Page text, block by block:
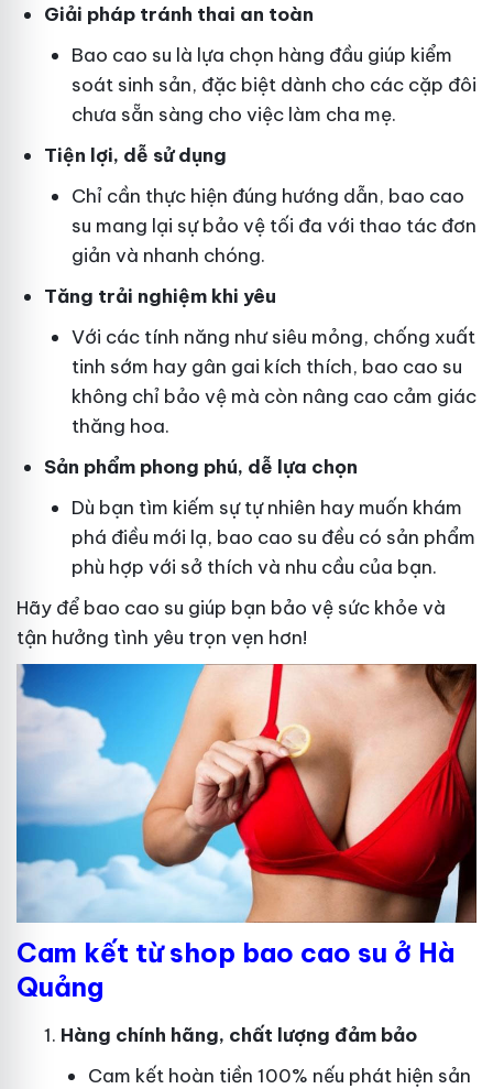
Giải pháp tránh thai an toàn
Bao cao su là lựa chọn hàng đầu giúp kiểm
soát sinh sản, đặc biệt dành cho các cặp đôi
chưa sẵn sàng cho việc làm cha mẹ.
Tiện lợi, dễ sử dụng
Chỉ cần thực hiện đúng hướng dẫn, bao cao
su mang lại sự bảo vệ tối đa với thao tác đơn
giản và nhanh chóng.
Tăng trải nghiệm khi yêu
Với các tính năng như siêu mỏng, chống xuất
tinh sớm hay gân gai kích thích, bao cao su
không chỉ bảo vệ mà còn nâng cao cảm giác
thăng hoa.
Sản phẩm phong phú, dễ lựa chọn
Dù bạn tìm kiếm sự tự nhiên hay muốn khám
phá điều mới lạ, bao cao su đều có sản phẩm
phù hợp với sở thích và nhu cầu của bạn.
Hãy để bao cao su giúp bạn bảo vệ sức khỏe và
tận hưởng tình yêu trọn vẹn hơn!
Cam kết từ shop bao cao su ở Hà
Quảng
Hàng chính hãng, chất lượng đảm bảo
Cam kết hoàn tiền 100% nếu phát hiện sản